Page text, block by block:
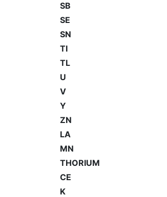
SB
SE
SN
TI
TL
U
V
Y
ZN
LA
MN
THORIUM
CE
K